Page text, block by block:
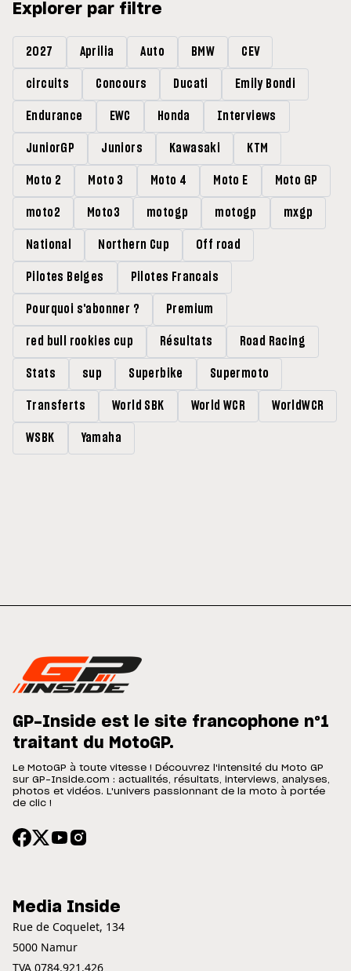
Explorer par filtre
2027 Aprilia Auto BMW CEV
circuits Concours Ducati Emily Bondi
Endurance EWC Honda Interviews
JuniorGP Juniors Kawasaki KTM
Moto 2 Moto 3 Moto 4 Moto E Moto GP
moto2 Moto3 motogp motogp mxgp
National Northern Cup Off road
Pilotes Belges Pilotes Francais
Pourquoi s'abonner ? Premium
red bull rookies cup Résultats Road Racing
Stats sup Superbike Supermoto
Transferts World SBK World WCR WorldWCR
WSBK Yamaha
GP-Inside est le site francophone n°1
traitant du MotoGP.
Le MotoGP à toute vitesse ! Découvrez l'intensité du Moto GP
sur GP-Inside.com : actualités, résultats, interviews, analyses,
photos et vidéos. L'univers passionnant de la moto à portée
de clic !
Media Inside
Rue de Coquelet, 134
5000 Namur
TVA 0784.921.426